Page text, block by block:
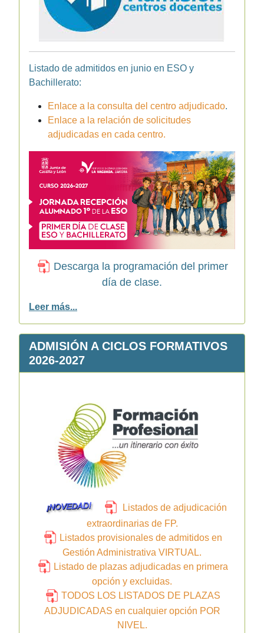
Listado de admitidos en junio en ESO y
Bachillerato:
Enlace a la consulta del centro adjudicado.
Enlace a la relación de solicitudes
adjudicadas en cada centro.
Descarga la programación del primer
día de clase.
Leer más...
ADMISIÓN A CICLOS FORMATIVOS
2026-2027
Listados de adjudicación
extraordinarias de FP.
Listados provisionales de admitidos en
Gestión Administrativa VIRTUAL.
Listado de plazas adjudicadas en primera
opción y excluidas.
TODOS LOS LISTADOS DE PLAZAS
ADJUDICADAS en cualquier opción POR
NIVEL.